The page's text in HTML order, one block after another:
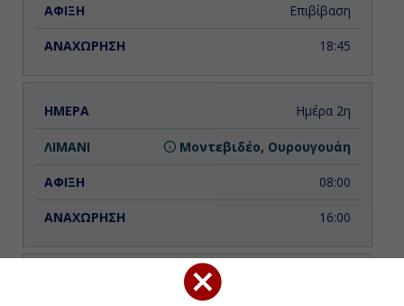
Επιβίβαση
18:45
Ημέρα 2η
Μοντεβιδέο, Ουρουγουάη
08:00
16:00